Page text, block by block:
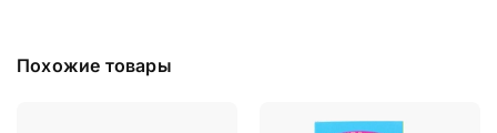
Похожие товары